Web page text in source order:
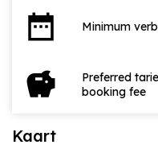
date_range Minimum
savings
Preferred
booking fee
Kaart